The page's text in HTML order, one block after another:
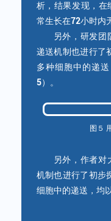
析，结果发现，在
常生长在72小时内
另外，研发团
递送机制也进行了
多种细胞中的递
5）。
图５
另外，作者对
机制也进行了初步
细胞中的递送，均